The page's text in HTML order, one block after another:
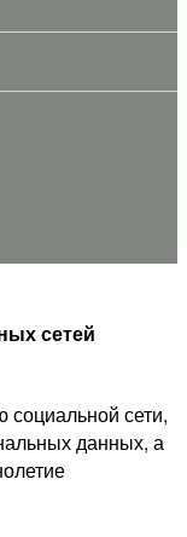
сетей
социальной сети,
данных, а